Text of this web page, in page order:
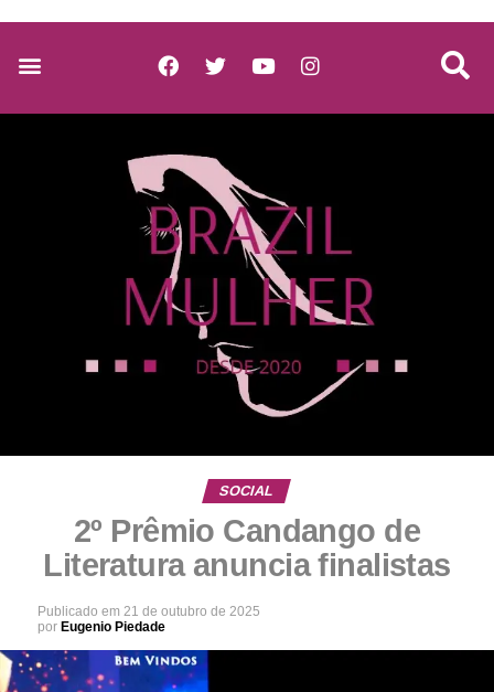
SOCIAL
2º Prêmio Candango de
Literatura anuncia finalistas
Publicado em 21 de outubro de 2025
por Eugenio Piedade